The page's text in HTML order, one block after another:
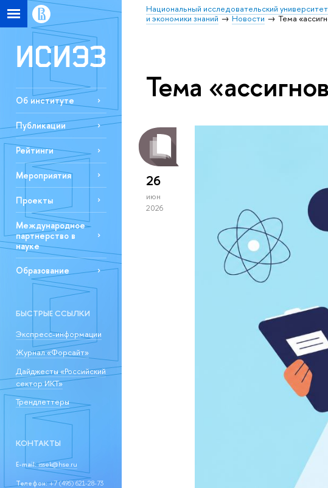
Национальный исследовательский
и экономики знаний
Новости Тема
Об институте
Публикации
Рейтинги
Мероприятия
Проекты
Международное
партнерство в
науке
Образование
БЫСТРЫЕ ССЫЛКИ
Экспресс-информации
Журнал «Форсайт»
Дайджесты «Российский
сектор ИКТ»
Трендлеттеры
КОНТАКТЫ
E-mail:issek@hse.ru
Телефон:+7 (495) 621-28-73
Тема
26
июн
2026